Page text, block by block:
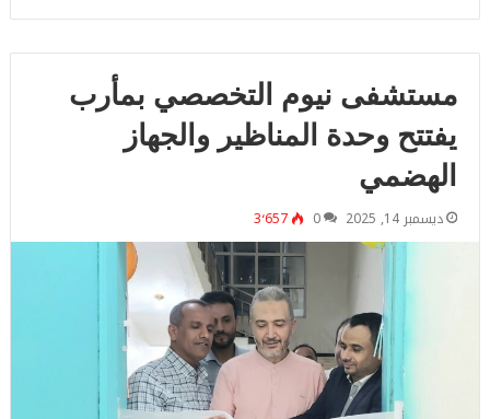
مستشفى نيوم التخصصي بمأرب
يفتتح وحدة المناظير والجهاز
الهضمي
ديسمبر 14, 2025 0 3٬657